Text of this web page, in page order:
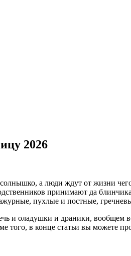
2026
солнышко, а люди ждут от жизни
принимают да
пухлые и постные,
и оладушки и драники, вообщем
того, в конце статьи вы можете